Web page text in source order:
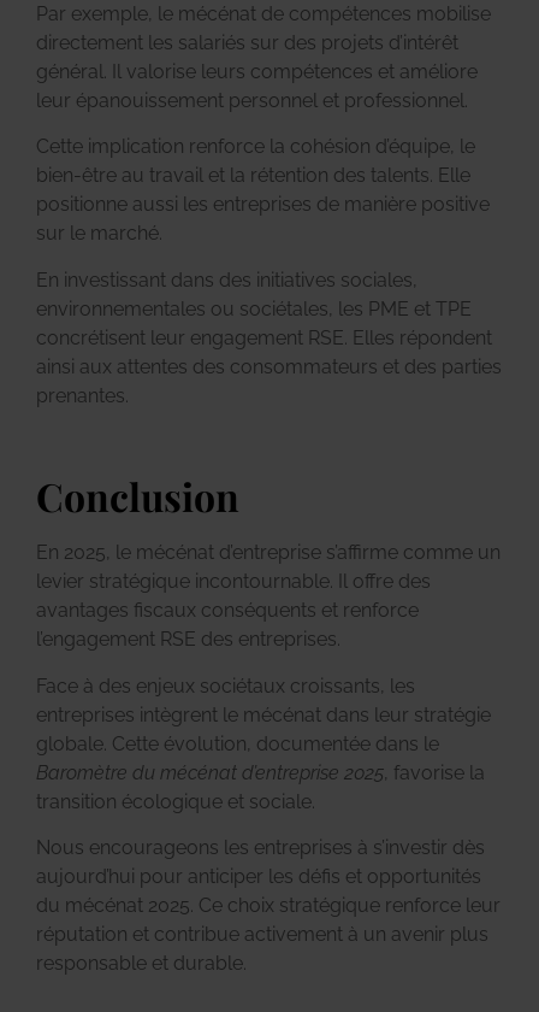
Par exemple, le mécénat de compétences mobilise
directement les salariés sur des projets d’intérêt
général. Il valorise leurs compétences et améliore
leur épanouissement personnel et professionnel.
Cette implication renforce la cohésion d’équipe, le
bien-être au travail et la rétention des talents. Elle
positionne aussi les entreprises de manière positive
sur le marché.
En investissant dans des initiatives sociales,
environnementales ou sociétales, les PME et TPE
concrétisent leur engagement RSE. Elles répondent
ainsi aux attentes des consommateurs et des parties
prenantes.
Conclusion
En 2025, le mécénat d’entreprise s’affirme comme un
levier stratégique incontournable. Il offre des
avantages fiscaux conséquents et renforce
l’engagement RSE des entreprises.
Face à des enjeux sociétaux croissants, les
entreprises intègrent le mécénat dans leur stratégie
globale. Cette évolution, documentée dans le
Baromètre du mécénat d’entreprise 2025, favorise la
transition écologique et sociale.
Nous encourageons les entreprises à s’investir dès
aujourd’hui pour anticiper les défis et opportunités
du mécénat 2025. Ce choix stratégique renforce leur
réputation et contribue activement à un avenir plus
responsable et durable.